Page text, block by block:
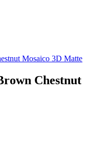
Mosaico 3D Matte
Chestnut